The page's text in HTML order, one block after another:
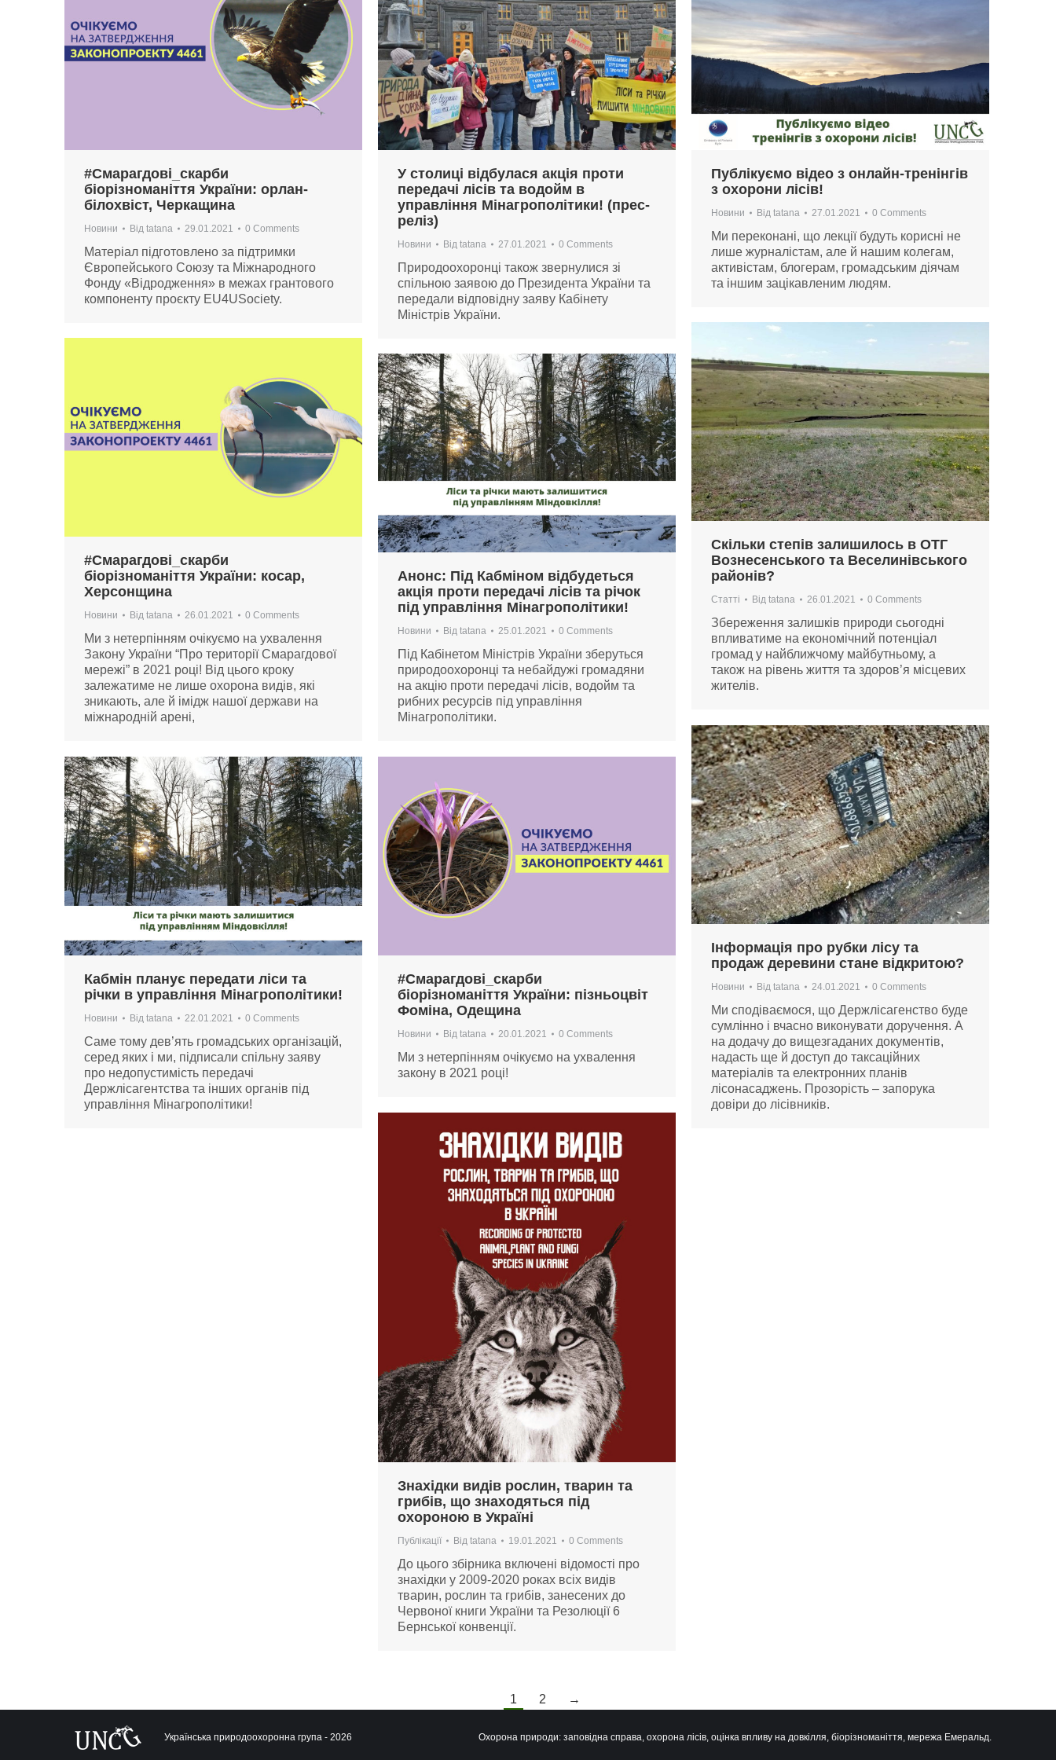
#Смарагдові_скарби
біорізноманіття України: орлан-
білохвіст, Черкащина
Новини Від tatana 29.01.2021 0 Comments
Матеріал підготовлено за підтримки
Європейського Союзу та Міжнародного
Фонду «Відродження» в межах грантового
компоненту проєкту EU4USociety.
У столиці відбулася акція проти
передачі лісів та водойм в
управління Мінагрополітики! (прес-
реліз)
Новини Від tatana 27.01.2021 0 Comments
Природоохоронці також звернулися зі
спільною заявою до Президента України та
передали відповідну заяву Кабінету
Міністрів України.
Публікуємо відео з онлайн-тренінгів
з охорони лісів!
Новини Від tatana 27.01.2021 0 Comments
Ми переконані, що лекції будуть корисні не
лише журналістам, але й нашим колегам,
активістам, блогерам, громадським діячам
та іншим зацікавленим людям.
Скільки степів залишилось в ОТГ
Вознесенського та Веселинівського
районів?
Статті Від tatana 26.01.2021 0 Comments
Збереження залишків природи сьогодні
впливатиме на економічний потенціал
громад у найближчому майбутньому, а
також на рівень життя та здоров’я місцевих
жителів.
#Смарагдові_скарби
біорізноманіття України: косар,
Херсонщина
Новини Від tatana 26.01.2021 0 Comments
Ми з нетерпінням очікуємо на ухвалення
Закону України “Про території Смарагдової
мережі” в 2021 році! Від цього кроку
залежатиме не лише охорона видів, які
зникають, але й імідж нашої держави на
міжнародній арені,
Анонс: Під Кабміном відбудеться
акція проти передачі лісів та річок
під управління Мінагрополітики!
Новини Від tatana 25.01.2021 0 Comments
Під Кабінетом Міністрів України зберуться
природоохоронці та небайдужі громадяни
на акцію проти передачі лісів, водойм та
рибних ресурсів під управління
Мінагрополітики.
Інформація про рубки лісу та
продаж деревини стане відкритою?
Новини Від tatana 24.01.2021 0 Comments
Ми сподіваємося, що Держлісагенство буде
сумлінно і вчасно виконувати доручення. А
на додачу до вищезгаданих документів,
надасть ще й доступ до таксаційних
матеріалів та електронних планів
лісонасаджень. Прозорість – запорука
довіри до лісівників.
Кабмін планує передати ліси та
річки в управління Мінагрополітики!
Новини Від tatana 22.01.2021 0 Comments
Саме тому дев’ять громадських організацій,
серед яких і ми, підписали спільну заяву
про недопустимість передачі
Держлісагентства та інших органів під
управління Мінагрополітики!
#Смарагдові_скарби
біорізноманіття України: пізньоцвіт
Фоміна, Одещина
Новини Від tatana 20.01.2021 0 Comments
Ми з нетерпінням очікуємо на ухвалення
закону в 2021 році!
Знахідки видів рослин, тварин та
грибів, що знаходяться під
охороною в Україні
Публікації Від tatana 19.01.2021 0 Comments
До цього збірника включені відомості про
знахідки у 2009-2020 роках всіх видів
тварин, рослин та грибів, занесених до
Червоної книги України та Резолюції 6
Бернської конвенції.
1 2 →
Українська природоохоронна група - 2026 Охорона природи: заповідна справа, охорона лісів, оцінка впливу на довкілля, біорізноманіття, мережа Емеральд.